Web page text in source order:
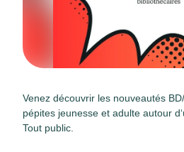
Venez découvrir les nouveautés
pépites jeunesse et adulte autour
Tout public.